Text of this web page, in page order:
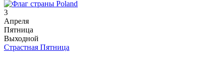
3
Апреля
Пятница
Выходной
Страстная Пятница